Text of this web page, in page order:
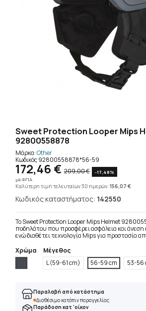
Sweet Protection Looper Mips
92800558878
Μάρκα: Other
Κωδικός92800558878*56-59
172,46 € 209,00 €
-17,48%
με ΦΠΑ
Καλύτερη τιμή τελευταίων 30 ημερών:156,07 €
Κωδικός καταστήματος: 142550
Το Sweet Protection Looper Mips Helmet
ποδηλάτου που προσφέρει ασφάλεια και
ενώ διαθέτει τεχνολογία Mips για προστασία
Χρώμα
Μέγεθος
L (59-61 cm)
56-59 cm 53-56
Παραλαβή από κατάστημα
Διαθέσιμο κατόπιν παραγγελίας
Παράδοση κατ 'οίκον